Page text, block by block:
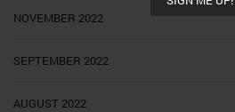
NOVEMBER 2022
SEPTEMBER 2022
AUGUST 2022